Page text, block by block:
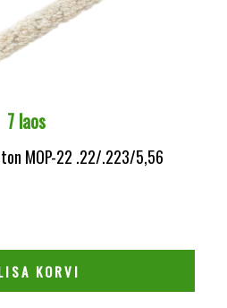
7 laos
MOP-22 .22/.223/5,56
KORVI